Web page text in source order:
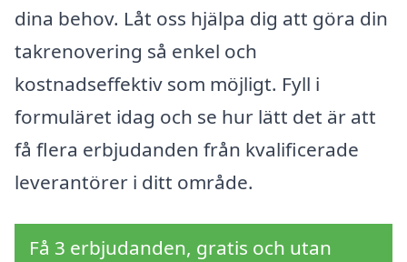
dina behov. Låt oss hjälpa dig att göra din
takrenovering så enkel och
kostnadseffektiv som möjligt. Fyll i
formuläret idag och se hur lätt det är att
få flera erbjudanden från kvalificerade
leverantörer i ditt område.
Få 3 erbjudanden, gratis och utan